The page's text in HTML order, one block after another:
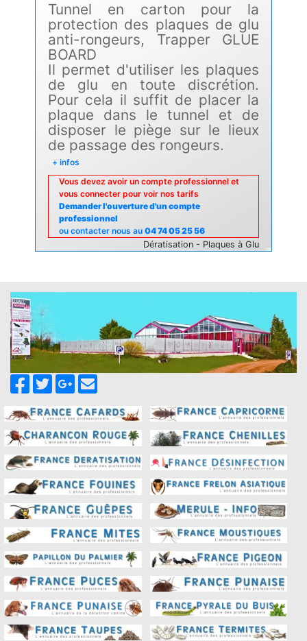
Tunnel en carton pour la
protection des plaques de glu
anti-rongeurs, Trapper GLUE
BOARD
Il permet d'utiliser les plaques
de glu en toute discrétion.
Pour cela il suffit de placer la
plaque dans le tunnel et de
disposer le piège sur le lieux
de passage des rongeurs.
+ infos
Vous devez avoir un compte professionnel et
vous connecter pour voir nos tarifs
Demander l'ouverture d'un compte
professionnel
ou contacter nous au 04 74 05 25 56
Dératisation - Plaques à Glu